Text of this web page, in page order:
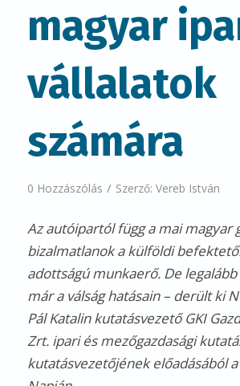
magyar
vállalatok
számára
0 Hozzászólás / Szerző: Vereb István
Az autóipartól függ a mai magyar
bizalmatlanok a külföldi
adottságú munkaerő. De
már a válság hatásain – derült ki
Pál Katalin kutatásvezető GKI
Zrt. ipari és mezőgazdasági
kutatásvezetőjének előadásából